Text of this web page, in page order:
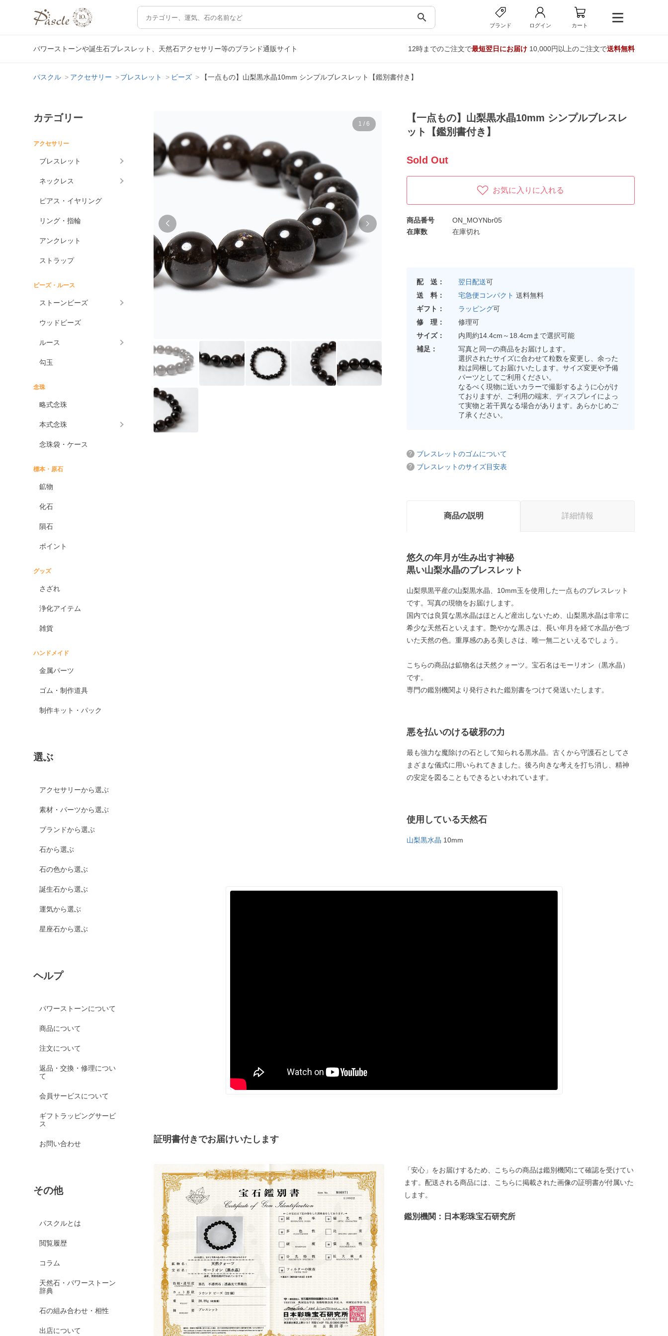
search
ブランド ログイン カート
パワーストーンや誕生石ブレスレット、天然石アクセサリー等のブランド通販サイト 12時までのご注文で最短翌日にお届け10,000円以上のご注文で送料無料
パスクル アクセサリー ブレスレット ビーズ 【一点もの】山梨黒水晶10mm シンプルブレスレット【鑑別書付き】
カテゴリー
アクセサリー
ブレスレット
ネックレス
ピアス・イヤリング
リング・指輪
アンクレット
ストラップ
ビーズ・ルース
ストーンビーズ
ウッドビーズ
ルース
勾玉
念珠
略式念珠
本式念珠
念珠袋・ケース
標本・原石
鉱物
化石
隕石
ポイント
グッズ
さざれ
浄化アイテム
雑貨
ハンドメイド
金属パーツ
ゴム・制作道具
制作キット・パック
選ぶ
アクセサリーから選ぶ
素材・パーツから選ぶ
ブランドから選ぶ
石から選ぶ
石の色から選ぶ
誕生石から選ぶ
運気から選ぶ
星座石から選ぶ
ヘルプ
パワーストーンについて
商品について
注文について
返品・交換・修理につい
て
会員サービスについて
ギフトラッピングサービ
ス
お問い合わせ
その他
パスクルとは
閲覧履歴
コラム
天然石・パワーストーン
辞典
石の組み合わせ・相性
出店について
1 / 6
【一点もの】山梨黒水晶10mm シンプルブレスレ
ット【鑑別書付き】
Sold Out
お気に入りに入れる
商品番号
ON_MOYNbr05
在庫数
在庫切れ
配 送： 翌日配送可
送 料：
宅急便コンパクト 送料無料
ギフト：
ラッピング可
修 理：
修理可
サイズ：
内周約14.4cm～18.4cmまで選択可能
補足：
写真と同一の商品をお届けします。
選択されたサイズに合わせて粒数を変更し、余った
粒は同梱してお届けいたします。サイズ変更や予備
パーツとしてご利用ください。
なるべく現物に近いカラーで撮影するように心がけ
ておりますが、ご利用の端末、ディスプレイによっ
て実物と若干異なる場合があります。あらかじめご
了承ください。
ブレスレットのゴムについて
ブレスレットのサイズ目安表
商品の説明 詳細情報
悠久の年月が生み出す神秘
黒い山梨水晶のブレスレット
山梨県黒平産の山梨黒水晶、10mm玉を使用した一点ものブレスレット
です。写真の現物をお届けします。
国内では良質な黒水晶はほとんど産出しないため、山梨黒水晶は非常に
希少な天然石といえます。艶やかな黒さは、長い年月を経て水晶が色づ
いた天然の色。重厚感のある美しさは、唯一無二といえるでしょう。
こちらの商品は鉱物名は天然クォーツ。宝石名はモーリオン（黒水晶）
です。
専門の鑑別機関より発行された鑑別書をつけて発送いたします。
悪を払いのける破邪の力
最も強力な魔除けの石として知られる黒水晶。古くから守護石としてさ
まざまな儀式に用いられてきました。後ろ向きな考えを打ち消し、精神
の安定を図ることもできるといわれています。
使用している天然石
山梨黒水晶 10mm
証明書付きでお届けいたします
「安心」をお届けするため、こちらの商品は鑑別機関にて確認を受けてい
ます。配送される商品には、こちらに掲載された画像の証明書が付属いた
します。
鑑別機関：日本彩珠宝石研究所